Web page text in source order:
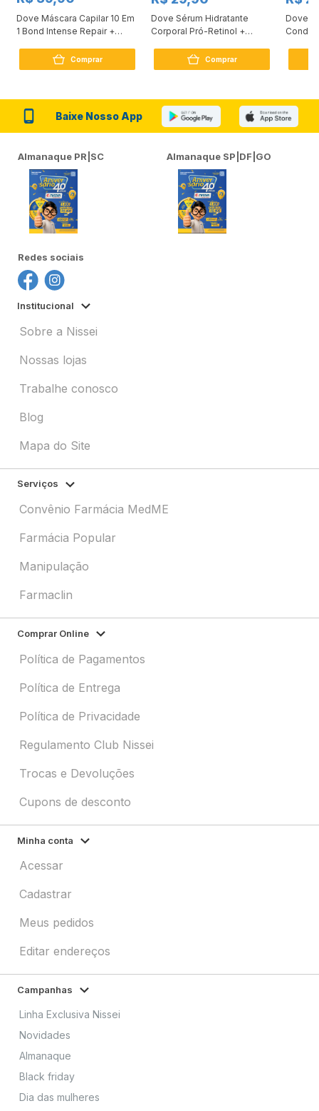
Dove Máscara Capilar 10 Em
1 Bond Intense Repair +
Comprar
Dove Sérum Hidratante
Corporal Pró-Retinol +
Comprar
Dove
Baixe Nosso App
Almanaque PR|SC Almanaque SP|DF|GO
Redes sociais
Institucional
Sobre a Nissei
Nossas lojas
Trabalhe conosco
Blog
Mapa do Site
Serviços
Convênio Farmácia MedME
Farmácia Popular
Manipulação
Farmaclin
Comprar Online
Política de Pagamentos
Política de Entrega
Política de Privacidade
Regulamento Club Nissei
Trocas e Devoluções
Cupons de desconto
Minha conta
Acessar
Cadastrar
Meus pedidos
Editar endereços
Campanhas
Linha Exclusiva Nissei
Novidades
Almanaque
Black friday
Dia das mulheres